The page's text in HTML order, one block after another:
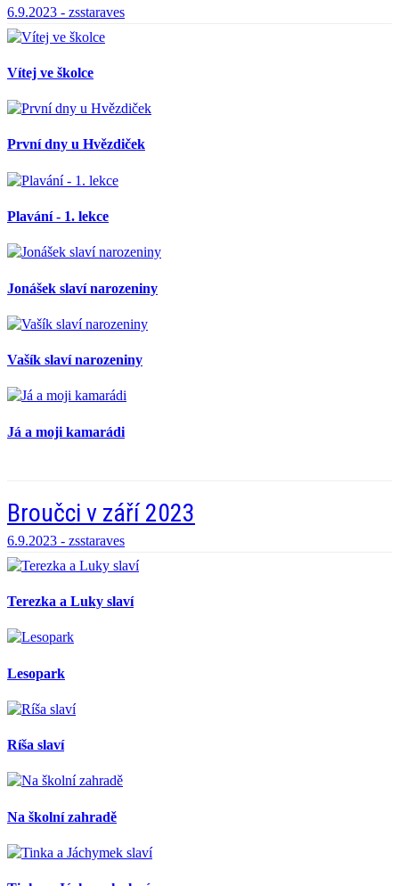
6.9.2023 - zsstaraves
Vítej ve školce
První dny u Hvězdiček
Plavání - 1. lekce
Jonášek slaví narozeniny
Vašík slaví narozeniny
Já a moji kamarádi
Broučci v září 2023
6.9.2023 - zsstaraves
Terezka a Luky slaví
Lesopark
Ríša slaví
Na školní zahradě